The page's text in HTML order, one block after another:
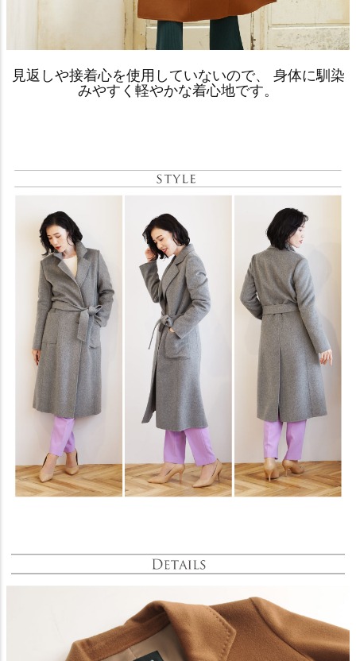
見返しや接着心を使用していないので、 身体に馴染
みやすく軽やかな着心地です。